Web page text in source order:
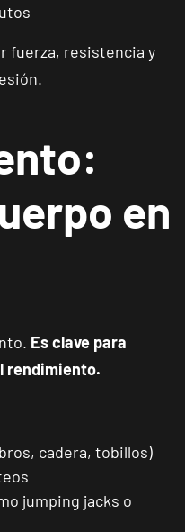
fuerza, resistencia y
en
Es clave para
rendimiento.
cadera, tobillos)
jumping jacks o